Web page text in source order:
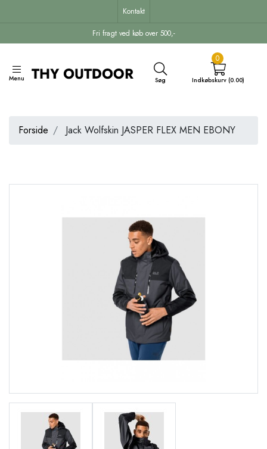
Fri fragt ved køb over 500,-
Kontakt
Menu Søg
0
Indkøbskurv (0.00)
Forside Jack Wolfskin JASPER FLEX MEN EBONY